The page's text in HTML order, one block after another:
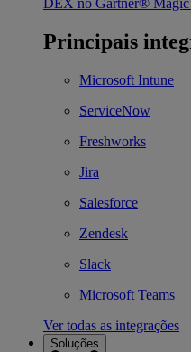
DEX no Gartner®
Principais
Microsoft Intune
ServiceNow
Freshworks
Jira
Salesforce
Zendesk
Slack
Microsoft Teams
Ver todas as integrações
Soluções